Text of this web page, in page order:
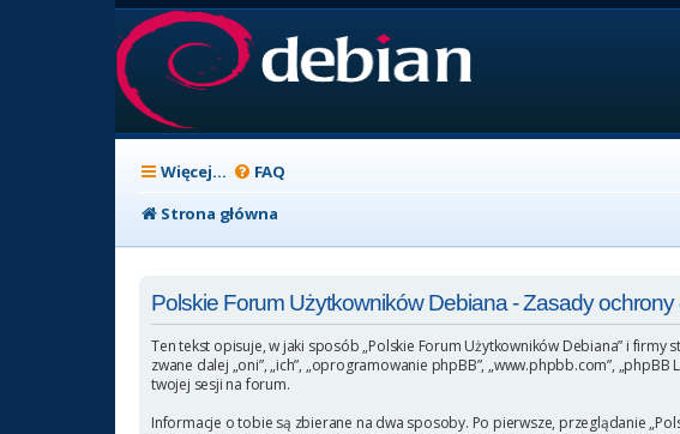
Więcej… FAQ
Strona główna
Polskie Forum Użytkowników Debiana - Zasady
Ten tekst opisuje, w jaki sposób „Polskie Forum Użytkowników Debiana” i firmy
zwane dalej „oni”, „ich”, „oprogramowanie phpBB”, „www.phpbb.com”,
twojej sesji na forum.
Informacje o tobie są zbierane na dwa sposoby. Po pierwsze, przeglądanie